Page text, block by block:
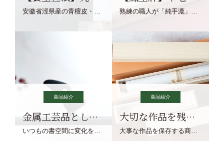
安徽省涇県産の青檀皮・砂田稲藁・清らかな渓流水、熟練手漉き職人の卓越した手漉技術による最高級の純宣紙です。 熟練の職人が「純手漉」で漉きあげる書画紙。宣紙を好まれるお客様向けの棉料単宣に漉きあげました。
商品紹介
金属工芸品としての文鎮
いつもの書空間に変化を与えてくれる、見ているだけで愉しくなる金属工芸品の文鎮をご紹介します。
商品紹介
大切な作品を残す作品保存商品
大事な作品を保存する商品を取りまとめてご紹介ます。